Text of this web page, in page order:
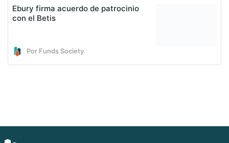
Ebury firma acuerdo de patrocinio
con el Betis
Por Funds Society